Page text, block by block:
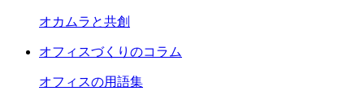
オカムラと共創
オフィスづくりのコラム
オフィスの用語集